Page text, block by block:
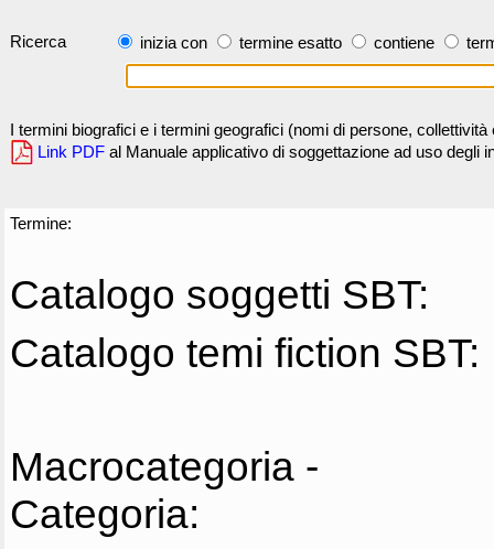
Ricerca inizia con termine esatto contiene
I termini biografici e i termini geografici (nomi di persone,
Link PDF al Manuale applicativo di soggettazione ad uso degli
Termine:
Catalogo soggetti SBT:
Catalogo temi fiction SBT:
Macrocategoria -
Categoria: